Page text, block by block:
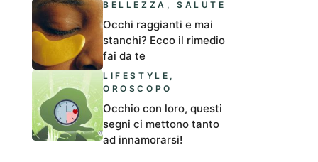
BELLEZZA ,SALUTE
Occhi raggianti e mai
stanchi? Ecco il rimedio
fai da te
LIFESTYLE ,
OROSCOPO
Occhio con loro, questi
segni ci mettono tanto
ad innamorarsi!